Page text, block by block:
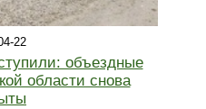
22
объездные
области снова